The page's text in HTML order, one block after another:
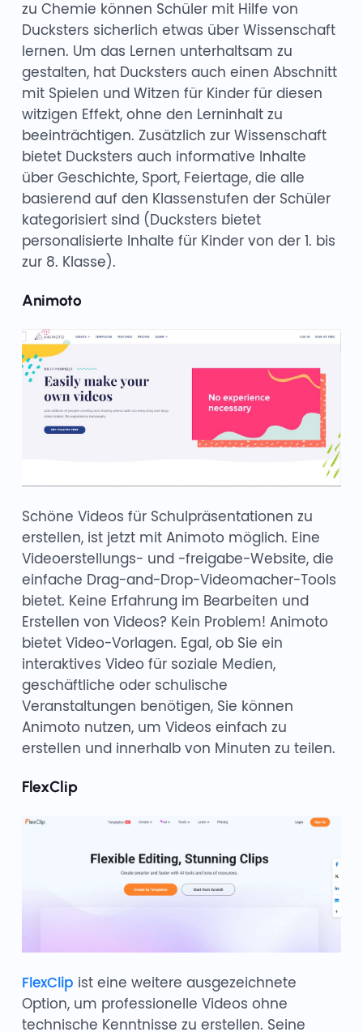
zu Chemie können Schüler mit Hilfe von
Ducksters sicherlich etwas über Wissenschaft
lernen. Um das Lernen unterhaltsam zu
gestalten, hat Ducksters auch einen Abschnitt
mit Spielen und Witzen für Kinder für diesen
witzigen Effekt, ohne den Lerninhalt zu
beeinträchtigen. Zusätzlich zur Wissenschaft
bietet Ducksters auch informative Inhalte
über Geschichte, Sport, Feiertage, die alle
basierend auf den Klassenstufen der Schüler
kategorisiert sind (Ducksters bietet
personalisierte Inhalte für Kinder von der 1. bis
zur 8. Klasse).
Animoto
Schöne Videos für Schulpräsentationen zu
erstellen, ist jetzt mit Animoto möglich. Eine
Videoerstellungs- und -freigabe-Website, die
einfache Drag-and-Drop-Videomacher-Tools
bietet. Keine Erfahrung im Bearbeiten und
Erstellen von Videos? Kein Problem! Animoto
bietet Video-Vorlagen. Egal, ob Sie ein
interaktives Video für soziale Medien,
geschäftliche oder schulische
Veranstaltungen benötigen, Sie können
Animoto nutzen, um Videos einfach zu
erstellen und innerhalb von Minuten zu teilen.
FlexClip
FlexClip ist eine weitere ausgezeichnete
Option, um professionelle Videos ohne
technische Kenntnisse zu erstellen. Seine